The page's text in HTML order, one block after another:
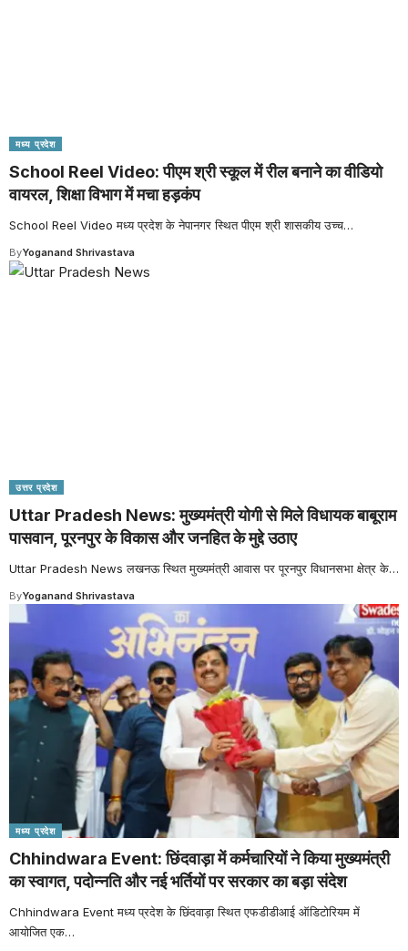
मध्य प्रदेश
School Reel Video: पीएम श्री स्कूल में रील बनाने का वीडियो
वायरल, शिक्षा विभाग में मचा हड़कंप
School Reel Video मध्य प्रदेश के नेपानगर स्थित पीएम श्री शासकीय उच्च…
ByYoganand Shrivastava
उत्तर प्रदेश
Uttar Pradesh News: मुख्यमंत्री योगी से मिले विधायक बाबूराम
पासवान, पूरनपुर के विकास और जनहित के मुद्दे उठाए
Uttar Pradesh News लखनऊ स्थित मुख्यमंत्री आवास पर पूरनपुर विधानसभा क्षेत्र के…
ByYoganand Shrivastava
मध्य प्रदेश
Chhindwara Event: छिंदवाड़ा में कर्मचारियों ने किया मुख्यमंत्री
का स्वागत, पदोन्नति और नई भर्तियों पर सरकार का बड़ा संदेश
Chhindwara Event मध्य प्रदेश के छिंदवाड़ा स्थित एफडीडीआई ऑडिटोरियम में
आयोजित एक…